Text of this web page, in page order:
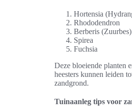
Hortensia
Rhododendron
Berberis (Zuurbes)
Spirea
Fuchsia
Deze bloeiende planten
heesters kunnen leiden
zandgrond.
Tuinaanleg tips voor